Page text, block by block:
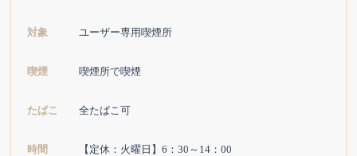
対象 ユーザー専用喫煙所
喫煙 喫煙所で喫煙
たばこ 全たばこ可
時間 【定休：火曜日】6：30～14：00